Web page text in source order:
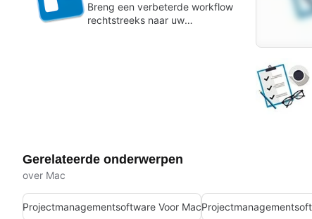
Breng een verbeterde workflow
rechtstreeks naar uw
Gerelateerde onderwerpen
over Mac
Projectmanagementsoftware Voor Mac